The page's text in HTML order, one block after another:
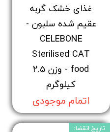
غذای خشک گربه
عقیم شده سلبون -
CELEBONE
Sterilised CAT
food - وزن 2.5
کیلوگرم
اتمام موجودی
تاریخ انقضا: